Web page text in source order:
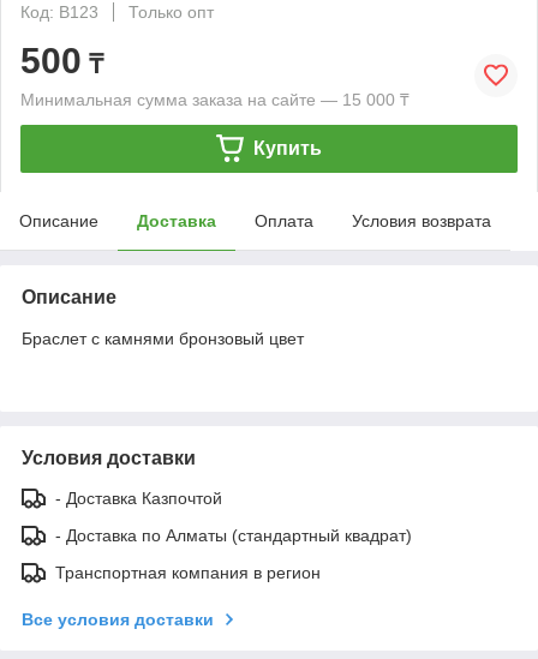
Код: B123
Только опт
500 ₸
Минимальная сумма заказа на сайте — 15 000 ₸
Купить
Описание Доставка Оплата Условия возврата
Описание
Браслет с камнями бронзовый цвет
Условия доставки
- Доставка Казпочтой
- Доставка по Алматы (стандартный квадрат)
Транспортная компания в регион
Все условия доставки